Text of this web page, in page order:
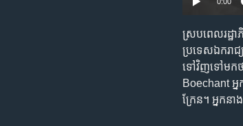
ស្របពេល​រដ្ឋ
ប្រទេស​ឯករា
ទៅ​វិញ​ទៅ​មក​ថ
Boechant អ្
ក្រែន។ អ្នក​